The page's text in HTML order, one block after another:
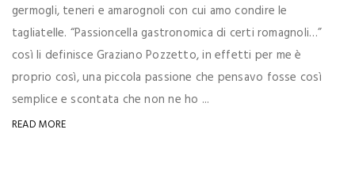
germogli, teneri e amarognoli con cui amo condire le
tagliatelle. “Passioncella gastronomica di certi romagnoli…”
così li definisce Graziano Pozzetto, in effetti per me è
proprio così, una piccola passione che pensavo fosse così
semplice e scontata che non ne ho ...
READ MORE